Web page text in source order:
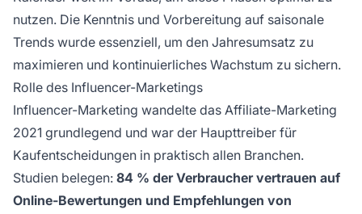
nutzen. Die Kenntnis und Vorbereitung auf saisonale
Trends wurde essenziell, um den Jahresumsatz zu
maximieren und kontinuierliches Wachstum zu sichern.
Rolle des Influencer-Marketings
Influencer-Marketing wandelte das Affiliate-Marketing
2021 grundlegend und war der Haupttreiber für
Kaufentscheidungen in praktisch allen Branchen.
Studien belegen: 84 % der Verbraucher vertrauen auf
Online-Bewertungen und Empfehlungen von